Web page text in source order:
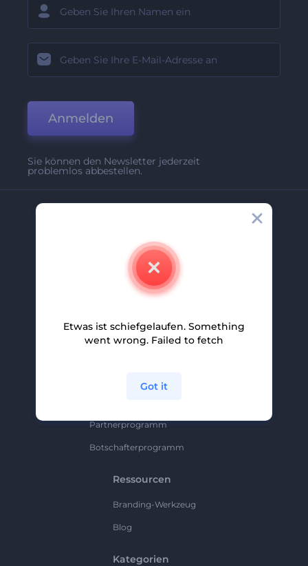
Anmelden
Sie können den Newsletter jederzeit
problemlos abbestellen.
Partnerprogramm
Partnerprogramm
Botschafterprogramm
Ressourcen
Branding-Werkzeug
Blog
Kategorien
Etwas ist schiefgelaufen. Something
went wrong. Failed to fetch
Got it